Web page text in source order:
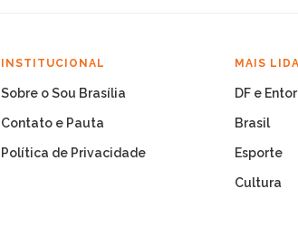
INSTITUCIONAL
Sobre o Sou Brasília
Contato e Pauta
Política de Privacidade
MAIS
DF e
Brasil
Esporte
Cultura